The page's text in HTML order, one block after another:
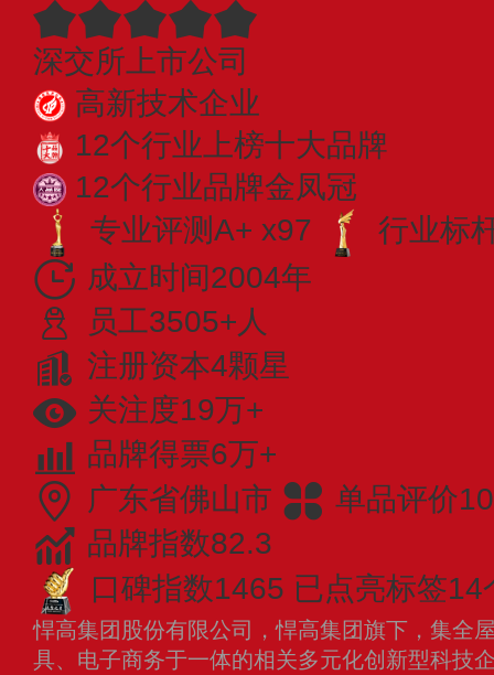
深交所上市公司
高新技术企业
12个行业上榜十大品牌
12个行业品牌金凤冠
专业评测A+ x97
行业标
成立时间2004年
员工3505+人
注册资本4颗星
关注度19万+
品牌得票6万+
广东省佛山市
单品评价
品牌指数82.3
口碑指数1465 已点亮标签14
悍高集团股份有限公司，悍高集团旗下，集全
具、电子商务于一体的相关多元化创新型科技